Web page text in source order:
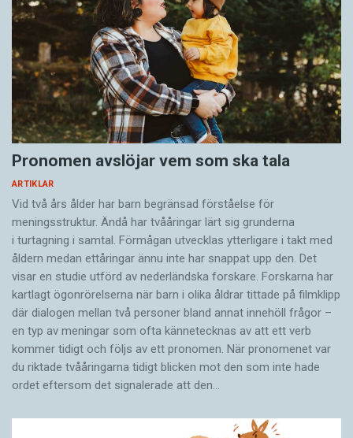
Pronomen avslöjar vem som ska tala
ARTIKLAR
Vid två års ålder har barn begränsad förståelse för
meningsstruktur. Ändå har tvååringar lärt sig grunderna
i turtagning i samtal. Förmågan utvecklas ytterligare i takt med
åldern medan ettåringar ännu inte har snappat upp den. Det
visar en studie utförd av nederländska forskare. Forskarna har
kartlagt ögonrörelserna när barn i olika åldrar tittade på filmklipp
där dialogen mellan två personer bland annat innehöll frågor –
en typ av meningar som ofta kännetecknas av att ett verb
kommer tidigt och följs av ett pronomen. När pronomenet var
du riktade tvååringarna tidigt blicken mot den som inte hade
ordet eftersom det ­signalerade att den…